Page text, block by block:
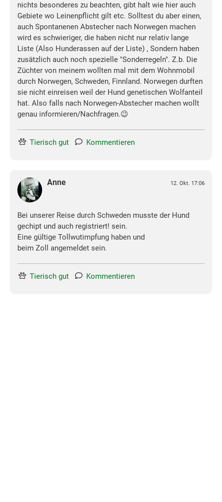
nichts besonderes zu beachten, gibt halt wie hier auch
Gebiete wo Leinenpflicht gilt etc. Solltest du aber einen,
auch Spontanenen Abstecher nach Norwegen machen
wird es schwieriger, die haben nicht nur relativ lange
Liste (Also Hunderassen auf der Liste) , Sondern haben
zusätzlich auch noch spezielle "Sonderregeln". Z.b. Die
Züchter von meinem wollten mal mit dem Wohnmobil
durch Norwegen, Schweden, Finnland. Norwegen durften
sie nicht einreisen weil der Hund genetischen Wolfanteil
hat. Also falls nach Norwegen-Abstecher machen wollt
genau informieren/Nachfragen.😉
Tierisch gut Kommentieren
Anne 12. Okt. 17:06
Bei unserer Reise durch Schweden musste der Hund
gechipt und auch registriert! sein.
Eine gültige Tollwutimpfung haben und
beim Zoll angemeldet sein.
Tierisch gut Kommentieren